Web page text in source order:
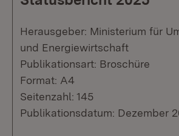
Herausgeber: Ministerium für
und Energiewirtschaft
Publikationsart: Broschüre
Format: A4
Seitenzahl: 145
Publikationsdatum: Dezember